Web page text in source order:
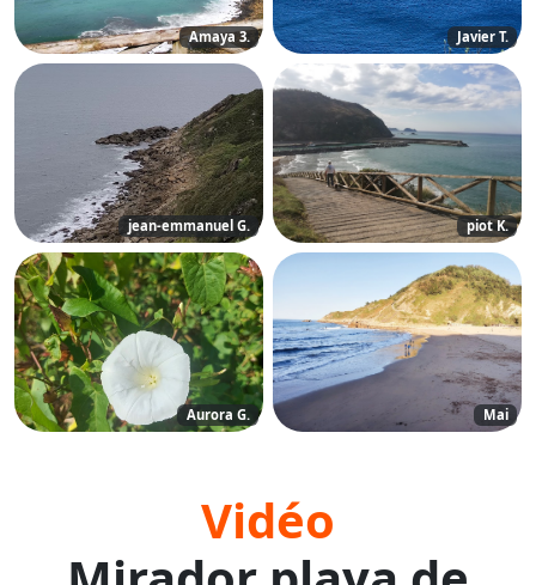
Amaya 3. Javier T.
jean-emmanuel G. piot K.
Aurora G. Mai
Vidéo